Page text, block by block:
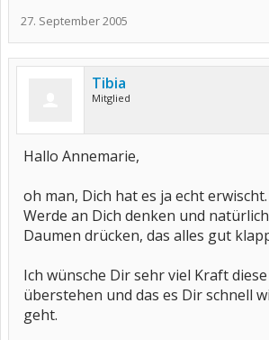
27. September 2005
Tibia
Mitglied
Hallo Annemarie,
oh man, Dich hat es ja echt erwischt.
Werde an Dich denken und
Daumen drücken, das alles gut
Ich wünsche Dir sehr viel Kraft
überstehen und das es Dir schnell
geht.